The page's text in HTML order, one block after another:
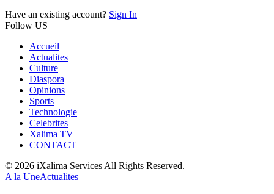
Have an existing account? Sign In
Follow US
Accueil
Actualites
Culture
Diaspora
Opinions
Sports
Technologie
Celebrites
Xalima TV
CONTACT
© 2026 iXalima Services All Rights Reserved.
A la UneActualites